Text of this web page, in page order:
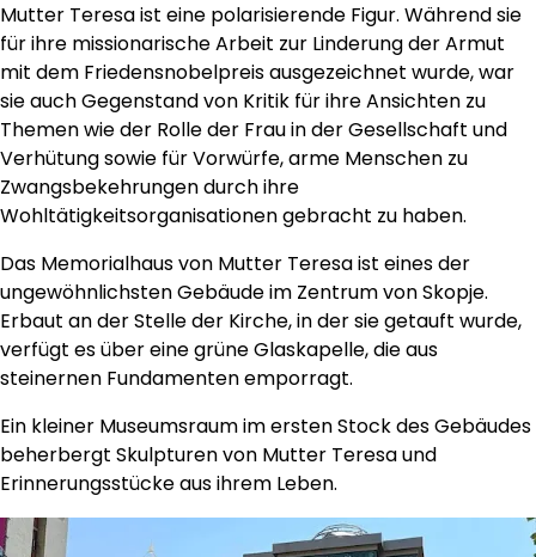
Mutter Teresa ist eine polarisierende Figur. Während sie
für ihre missionarische Arbeit zur Linderung der Armut
mit dem Friedensnobelpreis ausgezeichnet wurde, war
sie auch Gegenstand von Kritik für ihre Ansichten zu
Themen wie der Rolle der Frau in der Gesellschaft und
Verhütung sowie für Vorwürfe, arme Menschen zu
Zwangsbekehrungen durch ihre
Wohltätigkeitsorganisationen gebracht zu haben.
Das Memorialhaus von Mutter Teresa ist eines der
ungewöhnlichsten Gebäude im Zentrum von Skopje.
Erbaut an der Stelle der Kirche, in der sie getauft wurde,
verfügt es über eine grüne Glaskapelle, die aus
steinernen Fundamenten emporragt.
Ein kleiner Museumsraum im ersten Stock des Gebäudes
beherbergt Skulpturen von Mutter Teresa und
Erinnerungsstücke aus ihrem Leben.